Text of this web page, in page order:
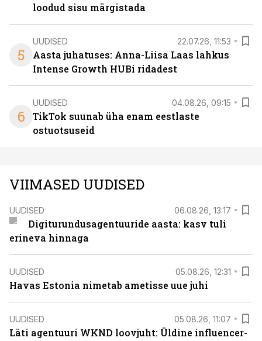
loodud sisu märgistada
5
UUDISED 22.07.26, 11:53
Aasta juhatuses: Anna-Liisa Laas lahkus
Intense Growth HUBi ridadest
6
UUDISED 04.08.26, 09:15
TikTok suunab üha enam eestlaste
ostuotsuseid
VIIMASED UUDISED
UUDISED 06.08.26, 13:17
Digiturundusagentuuride aasta: kasv tuli
erineva hinnaga
UUDISED 05.08.26, 12:31
Havas Estonia nimetab ametisse uue juhi
UUDISED 05.08.26, 11:07
Läti agentuuri WKND loovjuht: Üldine influencer-